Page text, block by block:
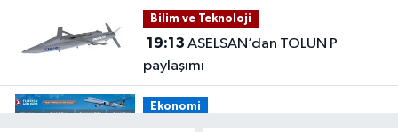
ceza
Bilim ve Teknoloji
19:13
paylaşımı
Ekonomi